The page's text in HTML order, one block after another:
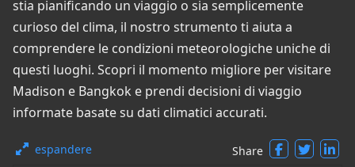
stia pianificando un viaggio o sia semplicemente
curioso del clima, il nostro strumento ti aiuta a
comprendere le condizioni meteorologiche uniche di
questi luoghi. Scopri il momento migliore per visitare
Madison e Bangkok e prendi decisioni di viaggio
informate basate su dati climatici accurati.
espandere Share